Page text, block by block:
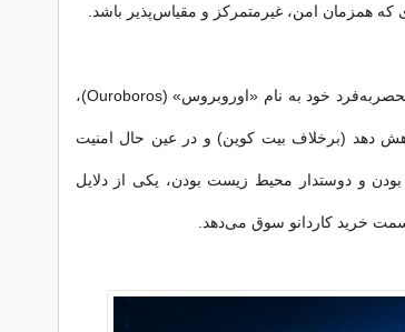
که همزمان امن، غیرمتمرکز و مقیاس‌پذیر باشد.
کاردانو با استفاده از الگوریتم اجماع منحصر‌به‌فرد خود به نام «اوروبروس» (Ouroboros)،
دهد (برخلاف بیت ‌کوین) و در عین حال امنیت
و دوستدار محیط زیست بودن، یکی از دلایل
خرید کاردانو سوق می‌دهد.